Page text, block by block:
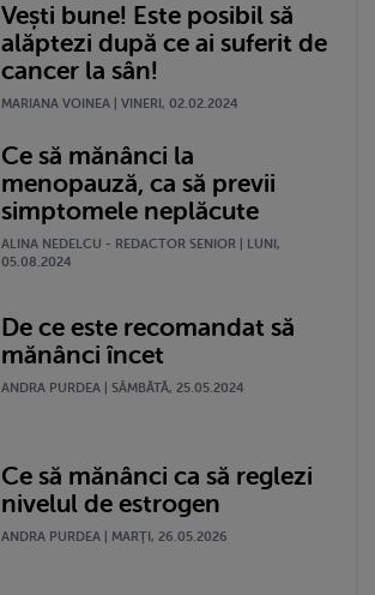
Vești bune! Este posibil să
alăptezi după ce ai suferit de
cancer la sân!
MARIANA VOINEA | VINERI, 02.02.2024
Ce să mănânci la
menopauză, ca să previi
simptomele neplăcute
ALINA NEDELCU - REDACTOR SENIOR | LUNI,
05.08.2024
De ce este recomandat să
mănânci încet
ANDRA PURDEA | SÂMBĂTĂ, 25.05.2024
Ce să mănânci ca să reglezi
nivelul de estrogen
ANDRA PURDEA | MARŢI, 26.05.2026